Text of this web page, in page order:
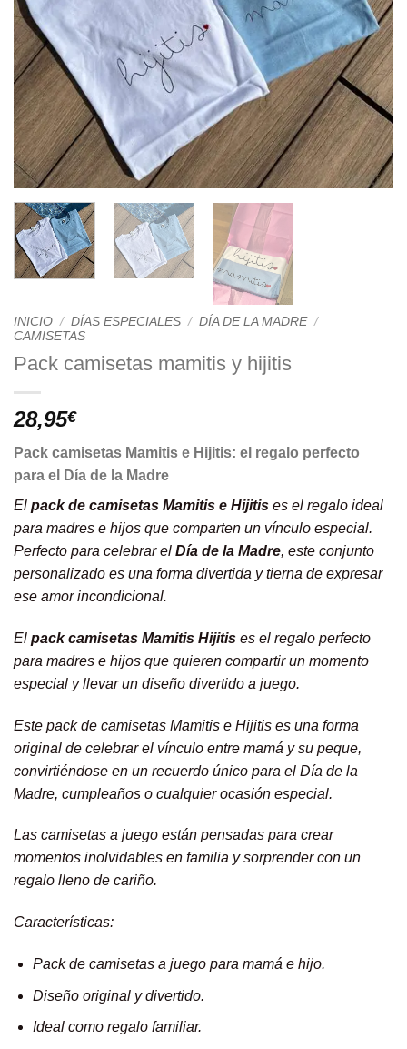
INICIO / DÍAS ESPECIALES / DÍA DE LA MADRE /
CAMISETAS
Pack camisetas mamitis y hijitis
28,95€
Pack camisetas Mamitis e Hijitis: el regalo perfecto
para el Día de la Madre
El pack de camisetas Mamitis e Hijitis es el regalo ideal
para madres e hijos que comparten un vínculo especial.
Perfecto para celebrar el Día de la Madre, este conjunto
personalizado es una forma divertida y tierna de expresar
ese amor incondicional.
El pack camisetas Mamitis Hijitis es el regalo perfecto
para madres e hijos que quieren compartir un momento
especial y llevar un diseño divertido a juego.
Este pack de camisetas Mamitis e Hijitis es una forma
original de celebrar el vínculo entre mamá y su peque,
convirtiéndose en un recuerdo único para el Día de la
Madre, cumpleaños o cualquier ocasión especial.
Las camisetas a juego están pensadas para crear
momentos inolvidables en familia y sorprender con un
regalo lleno de cariño.
Características:
Pack de camisetas a juego para mamá e hijo.
Diseño original y divertido.
Ideal como regalo familiar.